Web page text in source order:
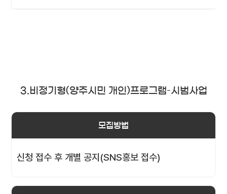
3.비정기형(양주시민 개인)프로그램–시범사업
모집방법
신청 접수 후 개별 공지(SNS홍보 접수)